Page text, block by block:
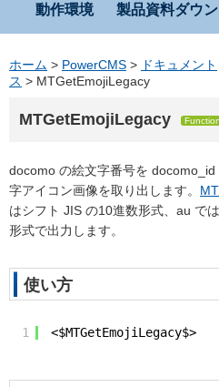
動作環境
製品資料ダウ
ホーム > PowerCMS > ドキュメント
ス > MTGetEmojiLegacy
MTGetEmojiLegacy Function
docomo の絵文字番号を
字アイコン画像を取り出します。
はシフト JIS の10進数形式、au で
形式で出力します。
使い方
1 <$MTGetEmojiLegacy$>